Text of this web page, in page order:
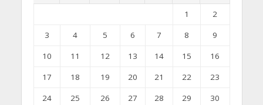
1
2
3
4 5 6 7 8
9
10
11 12 13 14 15
16
17
18 19 20 21 22
23
24
25 26 27 28 29
30